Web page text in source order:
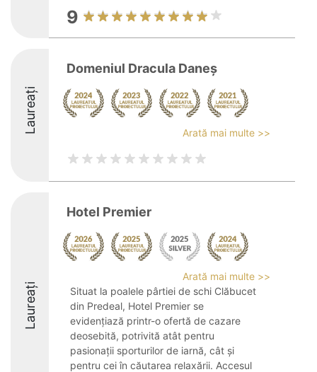
9
Laureați
Domeniul Dracula Daneș
Arată mai multe >>
Laureați
Hotel Premier
Arată mai multe >>
Situat la poalele pârtiei de schi Clăbucet
din Predeal, Hotel Premier se
evidențiază printr-o ofertă de cazare
deosebită, potrivită atât pentru
pasionații sporturilor de iarnă, cât și
pentru cei în căutarea relaxării. Accesul